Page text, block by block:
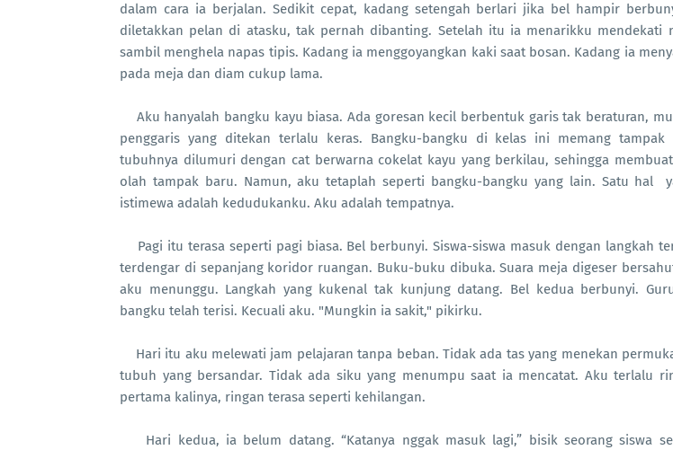
dalam cara ia berjalan. Sedikit cepat, kadang setengah berlari jika bel hampir
diletakkan pelan di atasku, tak pernah dibanting. Setelah itu ia menarikku mendekati
sambil menghela napas tipis. Kadang ia menggoyangkan kaki saat bosan. Kadang ia
pada meja dan diam cukup lama.
Aku hanyalah bangku kayu biasa. Ada goresan kecil berbentuk garis tak beraturan,
penggaris yang ditekan terlalu keras. Bangku-bangku di kelas ini memang tampak
tubuhnya dilumuri dengan cat berwarna cokelat kayu yang berkilau, sehingga
olah tampak baru. Namun, aku tetaplah seperti bangku-bangku yang lain. Satu hal
istimewa adalah kedudukanku. Aku adalah tempatnya.
Pagi itu terasa seperti pagi biasa. Bel berbunyi. Siswa-siswa masuk dengan langkah
terdengar di sepanjang koridor ruangan. Buku-buku dibuka. Suara meja digeser
aku menunggu. Langkah yang kukenal tak kunjung datang. Bel kedua berbunyi.
bangku telah terisi. Kecuali aku. "Mungkin ia sakit," pikirku.
Hari itu aku melewati jam pelajaran tanpa beban. Tidak ada tas yang menekan
tubuh yang bersandar. Tidak ada siku yang menumpu saat ia mencatat. Aku terlalu
pertama kalinya, ringan terasa seperti kehilangan.
Hari kedua, ia belum datang. “Katanya nggak masuk lagi,” bisik seorang siswa